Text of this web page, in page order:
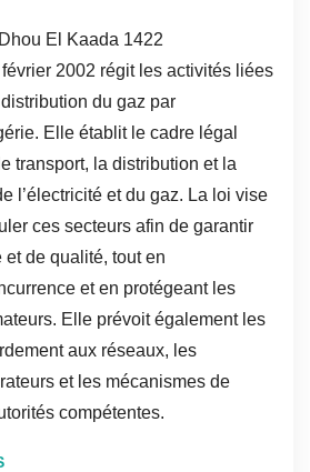
El Kaada 1422
2002 régit les activités liées
du gaz par
Elle établit le cadre légal
transport, la distribution et la
l’électricité et du gaz. La loi vise
ces secteurs afin de garantir
de qualité, tout en
et en protégeant les
Elle prévoit également les
aux réseaux, les
et les mécanismes de
compétentes.